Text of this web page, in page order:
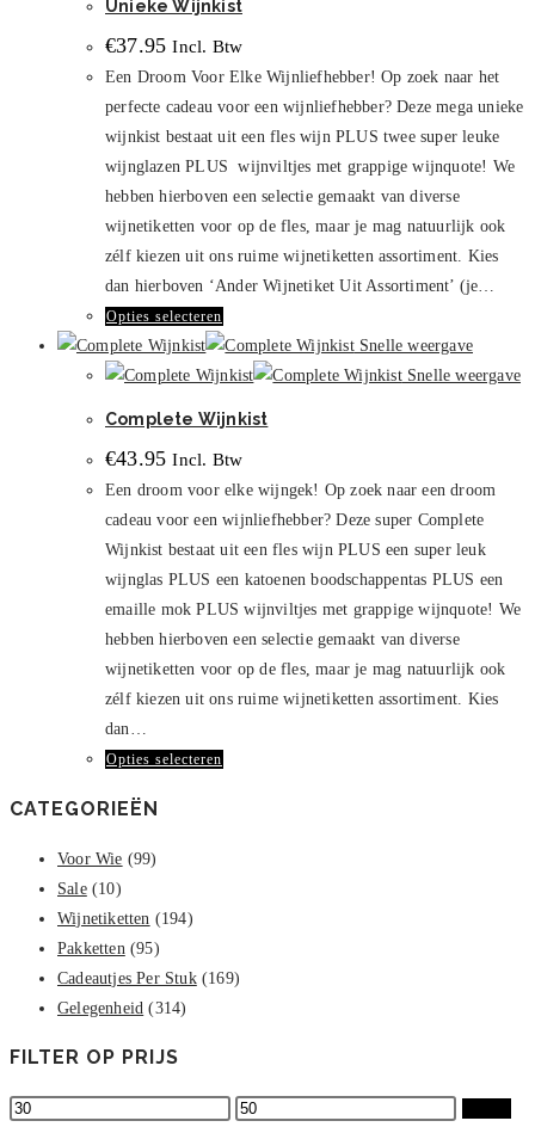
Unieke Wijnkist
€37.95 Incl. Btw
Een Droom Voor Elke Wijnliefhebber! Op zoek naar het
perfecte cadeau voor een wijnliefhebber? Deze mega unieke
wijnkist bestaat uit een fles wijn PLUS twee super leuke
wijnglazen PLUS wijnviltjes met grappige wijnquote! We
hebben hierboven een selectie gemaakt van diverse
wijnetiketten voor op de fles, maar je mag natuurlijk ook
zélf kiezen uit ons ruime wijnetiketten assortiment. Kies
dan hierboven ‘Ander Wijnetiket Uit Assortiment’ (je…
Opties selecteren
product
heeft
variaties.
Deze
optie
kan
gekozen
worden
op
de
productpagina
Snelle weergave
Snelle weergave
Complete Wijnkist
€43.95 Incl. Btw
Een droom voor elke wijngek! Op zoek naar een droom
cadeau voor een wijnliefhebber? Deze super Complete
Wijnkist bestaat uit een fles wijn PLUS een super leuk
wijnglas PLUS een katoenen boodschappentas PLUS een
emaille mok PLUS wijnviltjes met grappige wijnquote! We
hebben hierboven een selectie gemaakt van diverse
wijnetiketten voor op de fles, maar je mag natuurlijk ook
zélf kiezen uit ons ruime wijnetiketten assortiment. Kies
dan…
Opties selecteren
productpagina
CATEGORIEËN
Voor Wie (99)
Sale (10)
Wijnetiketten (194)
Pakketten (95)
Cadeautjes Per Stuk (169)
Gelegenheid (314)
FILTER OP PRIJS
Min.
Max.